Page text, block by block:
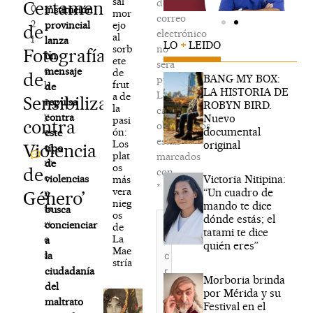
Certamen
de
Fotografía
de
Sensibilización
contra
Violencia
de
Género’
0
2
1
N
o
h
a
y
c
o
m
e
n
ta
ri
o
s
institución
provincial
lanza
un
mensaje
de
repulsa
contra
este
tipo
de
violencias
y
busca
concienciar
a
la
ciudadanía
del
maltrato
mor
ejo
al
sorb
ete
de
frut
a de
la
pasi
ón:
Los
plat
os
más
vera
nieg
os
de
La
Mae
stría
de
correo
electrónico
no
será
publicada.
Los
campos
obligatorios
están
marcados
con
*
Escribe
aquí...
LO + LEIDO
BANG MY BOX:
LA HISTORIA DE
ROBYN BIRD.
Nuevo
documental
original
Victoria Nitipina:
“Un cuadro de
mando te dice
dónde estás; el
tatami te dice
quién eres”
Morboria brinda
por Mérida y su
Festival en el